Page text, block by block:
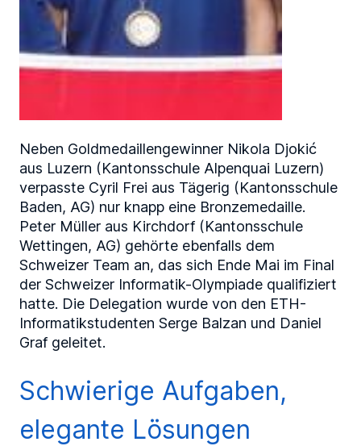
Neben Goldmedaillengewinner Nikola Djokić
aus Luzern (Kantonsschule Alpenquai Luzern)
verpasste Cyril Frei aus Tägerig (Kantonsschule
Baden, AG) nur knapp eine Bronzemedaille.
Peter Müller aus Kirchdorf (Kantonsschule
Wettingen, AG) gehörte ebenfalls dem
Schweizer Team an, das sich Ende Mai im Final
der Schweizer Informatik-Olympiade qualifiziert
hatte. Die Delegation wurde von den ETH-
Informatikstudenten Serge Balzan und Daniel
Graf geleitet.
Schwierige Aufgaben,
elegante Lösungen